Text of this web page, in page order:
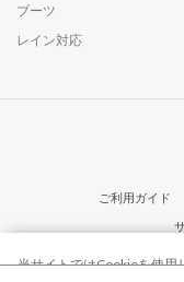
ブーツ
レイン対応
ご利用ガイド
当サイトではCookieを使用